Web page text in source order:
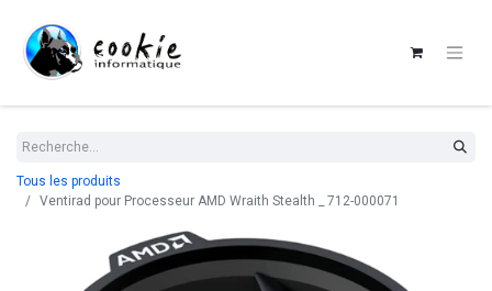
Tous les produits
Ventirad pour Processeur AMD Wraith Stealth _ 712-000071